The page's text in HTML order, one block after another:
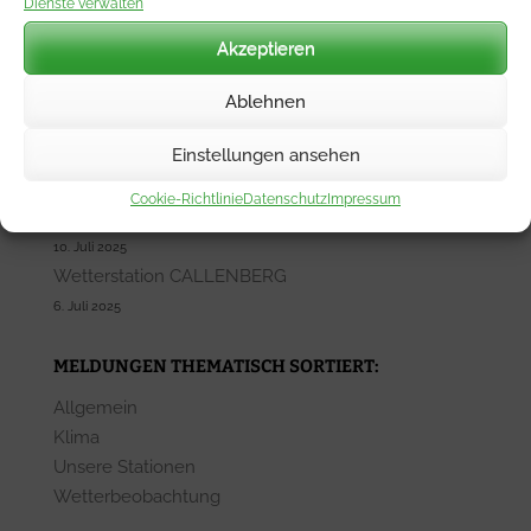
Dienste verwalten
Akzeptieren
Ablehnen
Einstellungen ansehen
Cookie-RichtlinieDatenschutz Impressum
Wetterwarte Ostalb
Wetterstationen SIEMENS WETTER
Wetterstation SCHWARZENBERG-OSWALDTAL
10. Juli 2025
Wetterstation CALLENBERG
6. Juli 2025
MELDUNGEN THEMATISCH SORTIERT:
Allgemein
Klima
Unsere Stationen
Wetterbeobachtung